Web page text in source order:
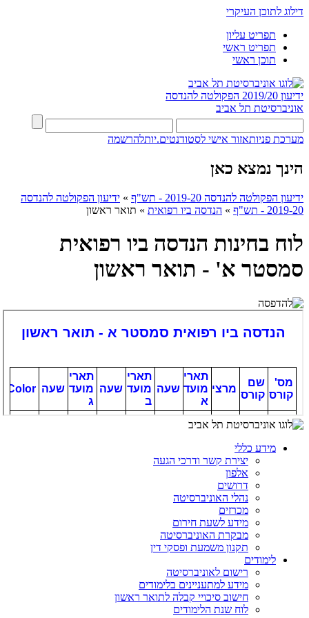
דילוג לתוכן העיקרי
תפריט עליון
תפריט ראשי
תוכן ראשי
ידיעון 2019/20
הפקולטה להנדסה
אוניברסיטת תל אביב
מערכת פניותאזור אישי לסטודנטים.יותלהרשמה
הינך נמצא כאן
ידיעון הפקולטה להנדסה 2019-20 - תש"ף » ידיעון הפקולטה להנדסה
2019-20 - תש"ף
» הנדסה ביו רפואית » תואר ראשון
לוח בחינות הנדסה ביו רפואית
סמסטר א' - תואר ראשון
מידע כללי
יצירת קשר ודרכי הגעה
אלפון
דרושים
נהלי האוניברסיטה
מכרזים
מידע לשעת חירום
מבקרת האוניברסיטה
תקנון משמעת ופסקי דין
לימודים
רישום לאוניברסיטה
מידע למתעניינים בלימודים
חישוב סיכויי קבלה לתואר ראשון
לוח שנת הלימודים